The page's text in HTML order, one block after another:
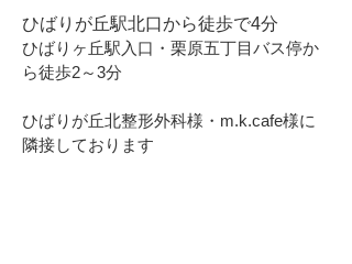
ひばりが丘駅北口から徒歩で4分
ひばりヶ丘駅入口・栗原五丁目バス停か
ら徒歩2～3分
​ひばりが丘北整形外科様・m.k.cafe様に
隣接しております